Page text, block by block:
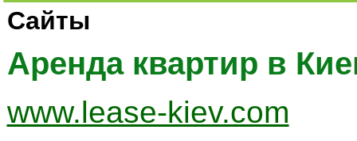
Сайты
Аренда квартир в
www.lease-kiev.com